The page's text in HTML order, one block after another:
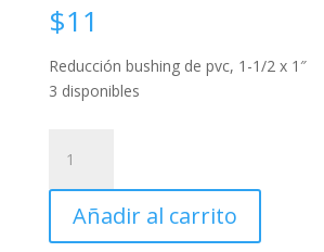
$11
Reducción bushing de pvc, 1-1/2 x 1″
3 disponibles
bushing
de
pvc,
1-
Añadir al carrito